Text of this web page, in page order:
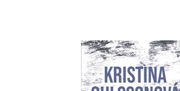
Kotva
Kristina Ohlssonová